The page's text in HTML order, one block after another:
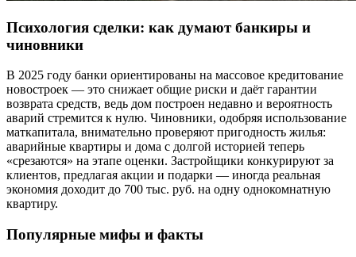
Психология сделки: как думают банкиры и
чиновники
В 2025 году банки ориентированы на массовое кредитование
новостроек — это снижает общие риски и даёт гарантии
возврата средств, ведь дом построен недавно и вероятность
аварий стремится к нулю. Чиновники, одобряя использование
маткапитала, внимательно проверяют пригодность жилья:
аварийные квартиры и дома с долгой историей теперь
«срезаются» на этапе оценки. Застройщики конкурируют за
клиентов, предлагая акции и подарки — иногда реальная
экономия доходит до 700 тыс. руб. на одну однокомнатную
квартиру.
Популярные мифы и факты